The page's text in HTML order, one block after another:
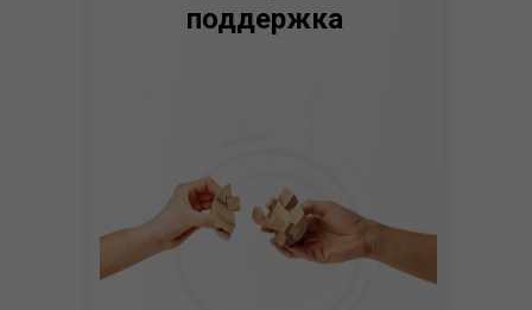
поддержка